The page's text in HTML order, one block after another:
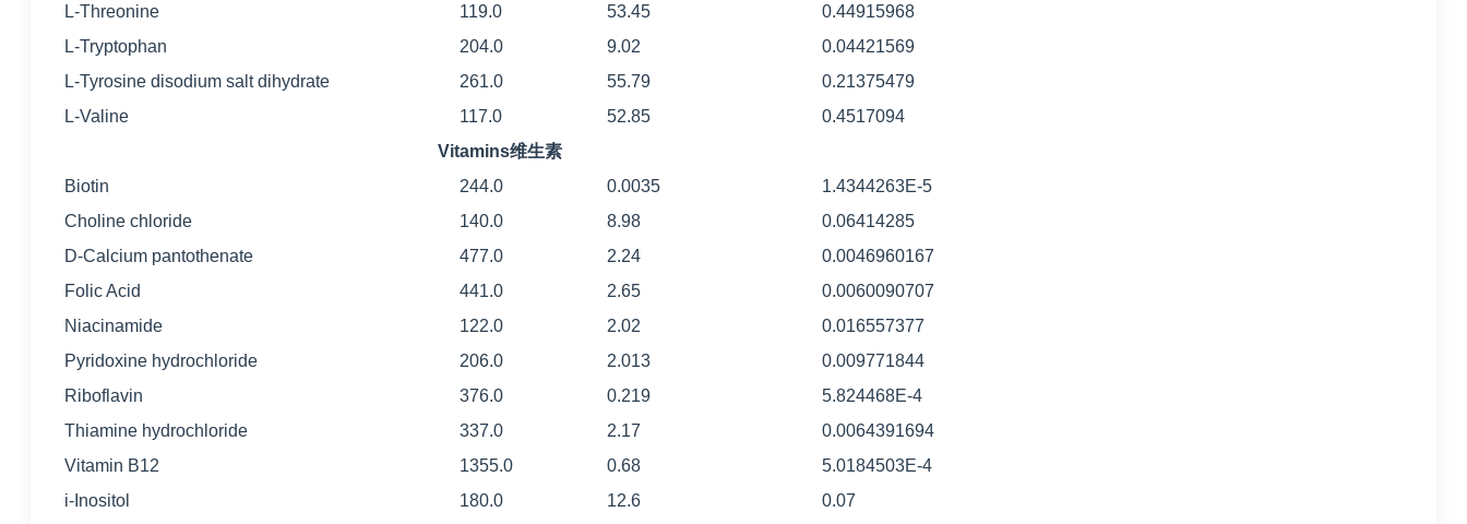
L-Threonine
119.0 53.45
0.44915968
L-Tryptophan
204.0 9.02
0.04421569
L-Tyrosine disodium salt dihydrate
261.0 55.79
0.21375479
L-Valine
117.0 52.85
0.4517094
Vitamins维生素
Biotin
244.0 0.0035
1.4344263E-5
Choline chloride
140.0 8.98
0.06414285
D-Calcium pantothenate
477.0 2.24
0.0046960167
Folic Acid
441.0 2.65
0.0060090707
Niacinamide
122.0 2.02
0.016557377
Pyridoxine hydrochloride
206.0 2.013
0.009771844
Riboflavin
376.0 0.219
5.824468E-4
Thiamine hydrochloride
337.0 2.17
0.0064391694
Vitamin B12
1355.0 0.68
5.0184503E-4
i-Inositol
180.0 12.6
0.07